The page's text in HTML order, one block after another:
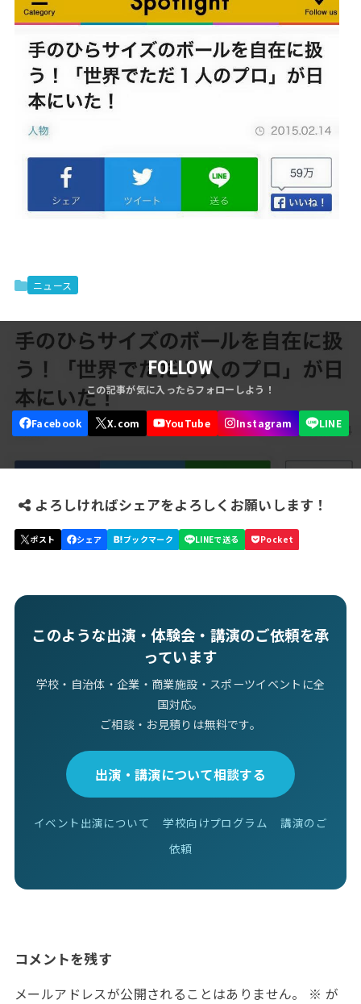
ニュース
FOLLOW
よろしければシェアをよろしくお願いします！
このような出演・体験会・講演のご依頼を承
っています
学校・自治体・企業・商業施設・スポーツイベントに全
国対応。
ご相談・お見積りは無料です。
出演・講演について相談する
イベント出演について 学校向けプログラム
講演のご
依頼
コメントを残す
メールアドレスが公開されることはありません。 ※ が